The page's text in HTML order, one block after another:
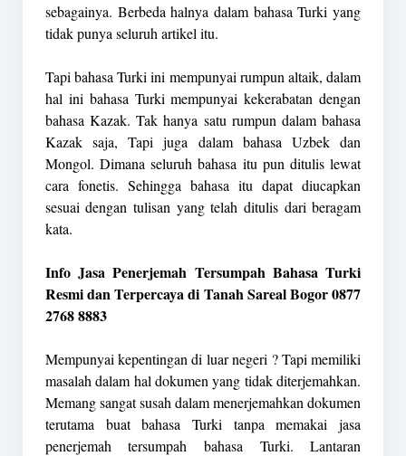
sebagainya. Berbeda halnya dalam bahasa Turki yang
tidak punya seluruh artikel itu.
Tapi bahasaTurki ini mempunyai rumpun altaik, dalam
hal ini bahasa Turki mempunyai kekerabatan dengan
bahasa Kazak. Tak hanya satu rumpun dalam bahasa
Kazak saja, Tapi juga dalam bahasa Uzbek dan
Mongol. Dimana seluruh bahasa itu pun ditulis lewat
cara fonetis. Sehingga bahasa itu dapat diucapkan
sesuai dengan tulisan yang telah ditulis dari beragam
kata.
Info Jasa Penerjemah Tersumpah Bahasa Turki
Resmi dan Terpercaya di Tanah Sareal Bogor 0877
2768 8883
Mempunyai kepentingan di luar negeri ? Tapi memiliki
masalah dalam hal dokumen yang tidak diterjemahkan.
Memang sangat susah dalam menerjemahkan dokumen
terutama buat bahasa Turki tanpa memakai jasa
penerjemah tersumpah bahasa Turki. Lantaran